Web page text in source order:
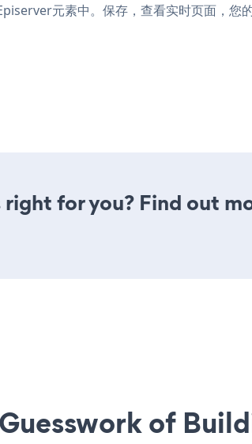
元素中。保存，查看实时页面，您
for you? Find out
of